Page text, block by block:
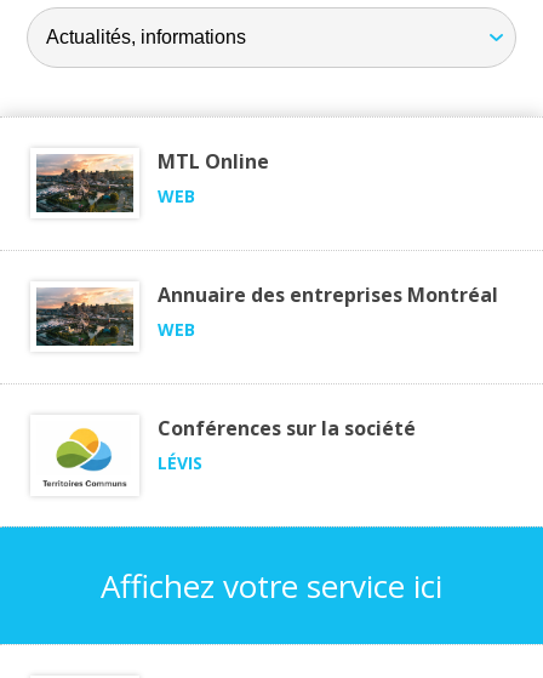
MTL Online
WEB
Annuaire des entreprises Montréal
WEB
Conférences sur la société
LÉVIS
Affichez votre service ici